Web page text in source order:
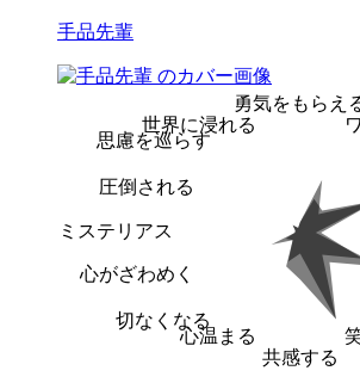
手品先輩
勇気をもらえ
共感する
心温まる
切なくなる
心がざわめく
ミステリアス
圧倒される
思慮を巡らす
世界に浸れる